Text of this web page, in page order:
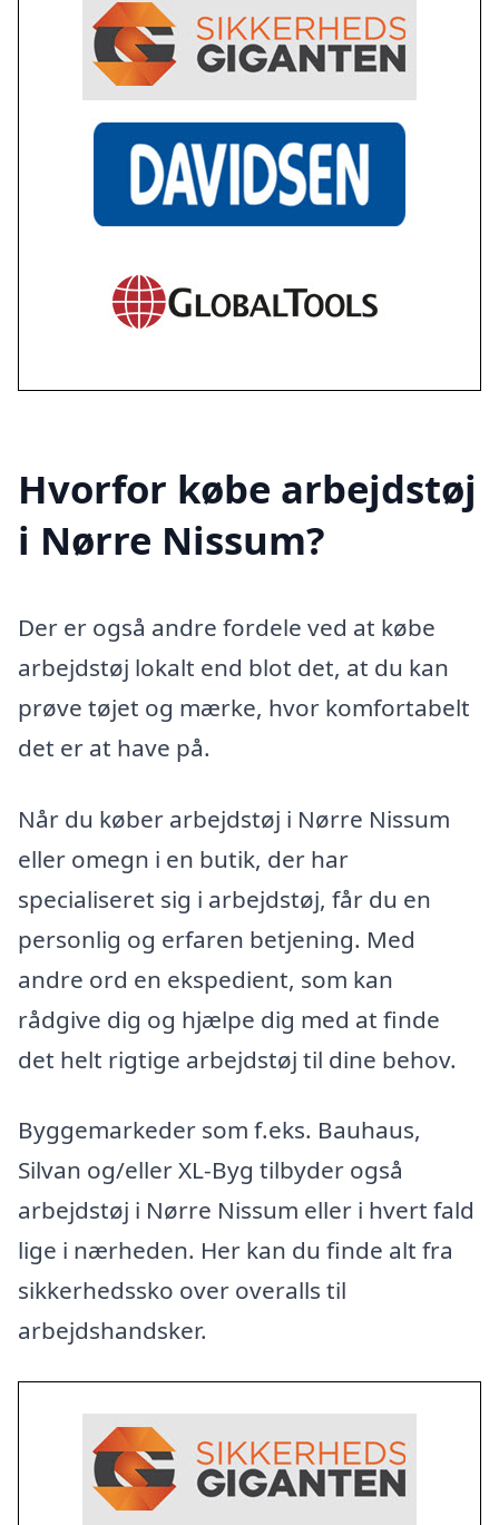
Hvorfor købe arbejdstøj
i Nørre Nissum?
Der er også andre fordele ved at købe
arbejdstøj lokalt end blot det, at du kan
prøve tøjet og mærke, hvor komfortabelt
det er at have på.
Når du køber arbejdstøj i Nørre Nissum
eller omegn i en butik, der har
specialiseret sig i arbejdstøj, får du en
personlig og erfaren betjening. Med
andre ord en ekspedient, som kan
rådgive dig og hjælpe dig med at finde
det helt rigtige arbejdstøj til dine behov.
Byggemarkeder som f.eks. Bauhaus,
Silvan og/eller XL-Byg tilbyder også
arbejdstøj i Nørre Nissum eller i hvert fald
lige i nærheden. Her kan du finde alt fra
sikkerhedssko over overalls til
arbejdshandsker.